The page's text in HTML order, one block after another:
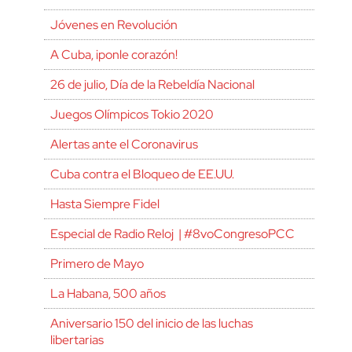
Jóvenes en Revolución
A Cuba, ¡ponle corazón!
26 de julio, Día de la Rebeldía Nacional
Juegos Olímpicos Tokio 2020
Alertas ante el Coronavirus
Cuba contra el Bloqueo de EE.UU.
Hasta Siempre Fidel
Especial de Radio Reloj | #8voCongresoPCC
Primero de Mayo
La Habana, 500 años
Aniversario 150 del inicio de las luchas
libertarias